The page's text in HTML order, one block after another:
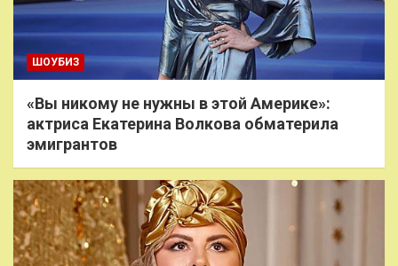
ШОУБИЗ
«Вы никому не нужны в этой Америке»:
актриса Екатерина Волкова обматерила
эмигрантов